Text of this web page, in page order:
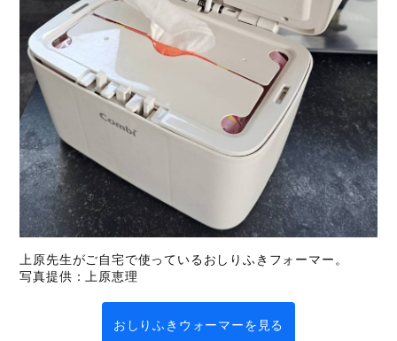
上原先生がご自宅で使っているおしりふきフォーマー。
写真提供：上原恵理
おしりふきウォーマーを見る